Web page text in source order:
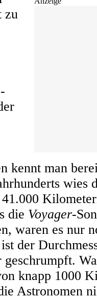
zu
kennt man
wies
die Voyager-
waren es nur
der
knapp 1000
Astronomen